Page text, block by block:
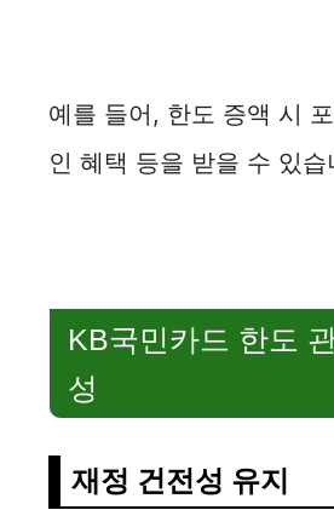
예를 들어, 한도 증액 시
인 혜택 등을 받을 수 있습
KB국민카드 한도
성
재정 건전성 유지